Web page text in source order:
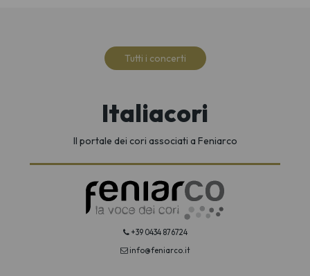
Tutti i concerti
Italiacori
Il portale dei cori associati a Feniarco
+39 0434 876724
info@feniarco.it